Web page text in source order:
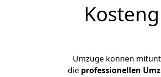
Umzüge können
die professionellen